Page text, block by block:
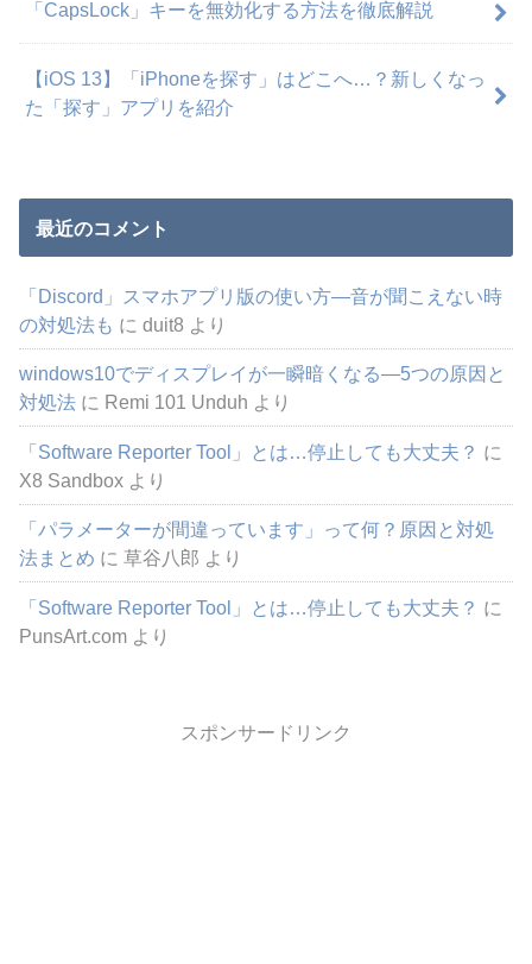
「CapsLock」キーを無効化する方法を徹底解説
【iOS 13】「iPhoneを探す」はどこへ…？新しくなっ
た「探す」アプリを紹介
最近のコメント
「Discord」スマホアプリ版の使い方―音が聞こえない時
の対処法も にduit8 より
windows10でディスプレイが一瞬暗くなる―5つの原因と
対処法 に Remi 101 Unduh より
「Software Reporter Tool」とは…停止しても大丈夫？ に
X8 Sandbox より
「パラメーターが間違っています」って何？原因と対処
法まとめ に草谷八郎 より
「Software Reporter Tool」とは…停止しても大丈夫？ に
PunsArt.com より
スポンサードリンク